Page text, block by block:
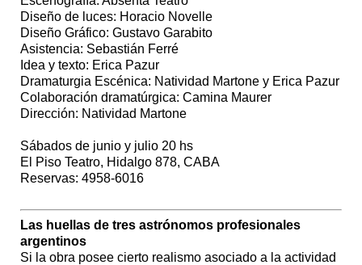
Diseño de luces: Horacio Novelle
Diseño Gráfico: Gustavo Garabito
Asistencia: Sebastián Ferré
Idea y texto: Erica Pazur
Dramaturgia Escénica: Natividad Martone y Erica Pazur
Colaboración dramatúrgica: Camina Maurer
Dirección: Natividad Martone
Sábados de junio y julio 20 hs
El Piso Teatro, Hidalgo 878, CABA
Reservas: 4958-6016
Las huellas de tres astrónomos profesionales
argentinos
Si la obra posee cierto realismo asociado a la actividad